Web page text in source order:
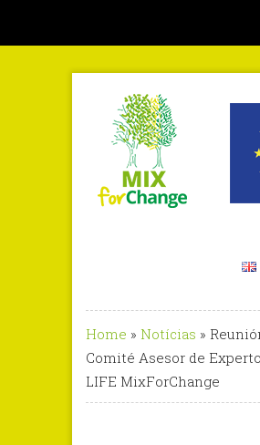
Home » Notícias »
Comité Asesor de
LIFE MixForChange